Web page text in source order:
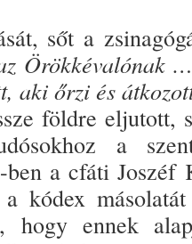
sőt a
Örökkévalónak
aki őrzi és
földre eljutott,
a
ben a cfáti
kódex
hogy ennek